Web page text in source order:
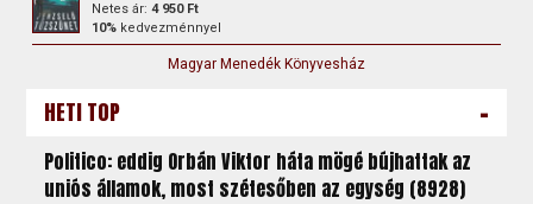
Netes ár:4 950 Ft
10% kedvezménnyel
Magyar Menedék Könyvesház
HETI TOP -
Politico: eddig Orbán Viktor háta mögé bújhattak az
uniós államok, most szétesőben az egység (8928)